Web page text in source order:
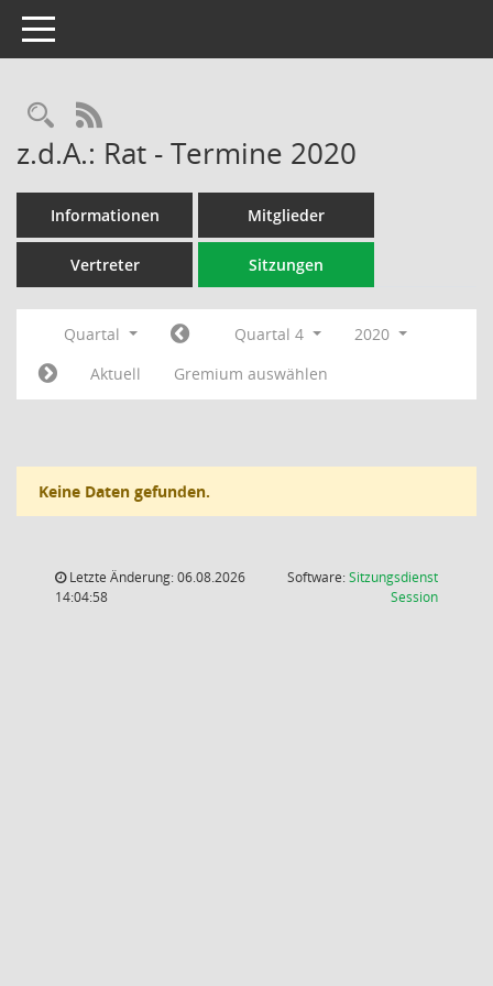
Toggle navigation
Rechercheauswahl
RSS-Feed
z.d.A.: Rat - Termine 2020
Informationen Mitglieder
Vertreter Sitzungen
Quartal Quartal 4
2020
Aktuell
Gremium auswählen
Keine Daten gefunden.
Letzte Änderung: 06.08.2026
14:04:58
Software:Sitzungsdienst
Session(Wird in